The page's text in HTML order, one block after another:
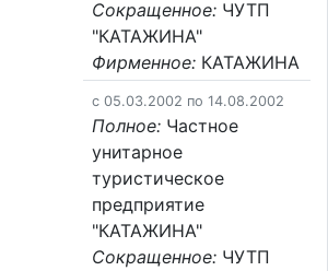
Сокращенное: ЧУТП
"КАТАЖИНА"
Фирменное: КАТАЖИНА
c 05.03.2002 по 14.08.2002
Полное: Частное
унитарное
туристическое
предприятие
"КАТАЖИНА"
Сокращенное: ЧУТП